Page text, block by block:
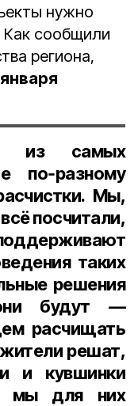
нужно
Как сообщили
региона,
января
из самых
по‑разному
Мы,
посчитали,
таких
решения
будут —
расчищать
решат,
и кувшинки
мы для них